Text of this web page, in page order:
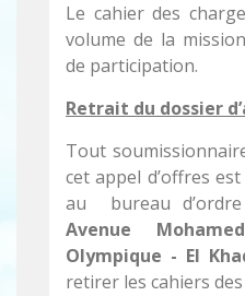
Le cahier des
volume de la
de participation.
Retrait du dossier
Tout
cet appel d’offres
au bureau d’ordre
Avenue
Olympique - El
retirer les cahiers